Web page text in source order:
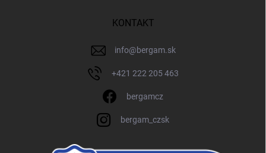
KONTAKT
info@bergam.sk
+421 222 205 463
bergamcz
bergam_czsk